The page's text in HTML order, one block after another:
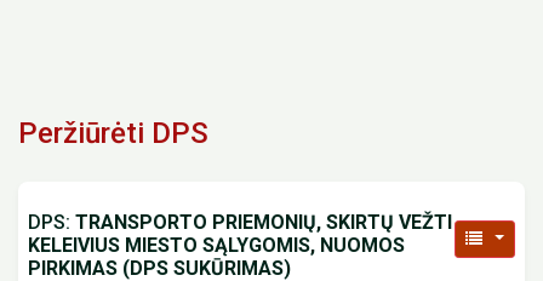
Peržiūrėti DPS
DPS: TRANSPORTO PRIEMONIŲ, SKIRTŲ VEŽTI
KELEIVIUS MIESTO SĄLYGOMIS, NUOMOS
PIRKIMAS (DPS SUKŪRIMAS)